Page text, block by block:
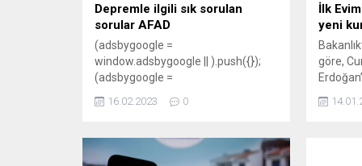
Depremle ilgili sık sorulan
sorular AFAD
(adsbygoogle =
window.adsbygoogle || ).push({});
(adsbygoogle =
(adsbygoogle =
(adsbygoogle =
window.adsbygoogle || ).push({});
16.02.2023 0
İlk
yeni
göre,
Ardahan
etabı